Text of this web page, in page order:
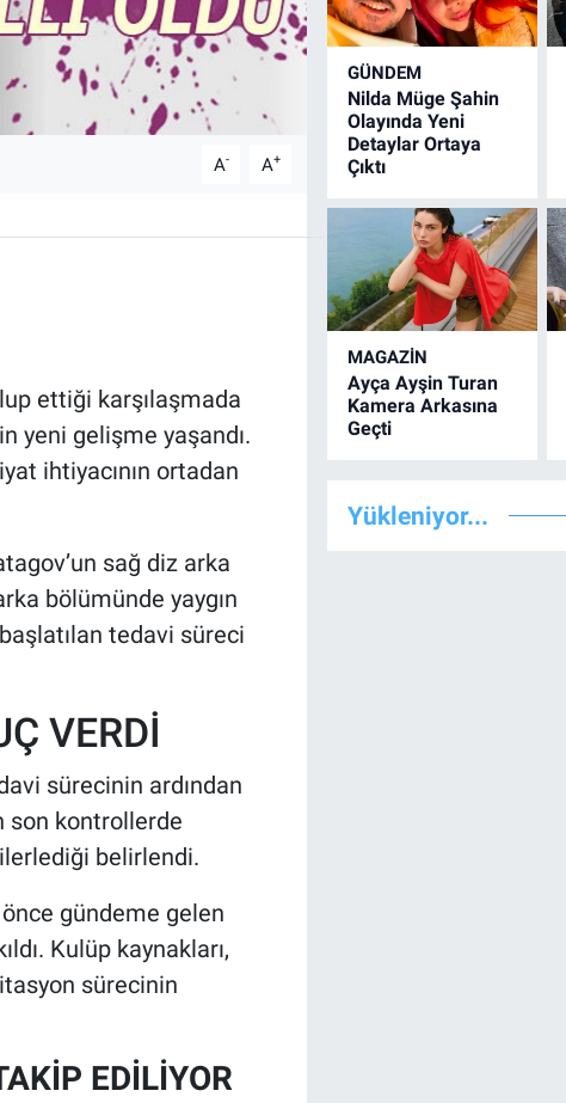
A- A+
ettiği karşılaşmada
yeni gelişme yaşandı.
ihtiyacının ortadan
sağ diz arka
bölümünde yaygın
tedavi süreci
VERDİ
sürecinin ardından
son kontrollerde
belirlendi.
gündeme gelen
Kulüp kaynakları,
sürecinin
EDİLİYOR
GÜNDEM
Nilda Müge Şahin
Olayında Yeni
Detaylar Ortaya
Çıktı
MAGAZİN
Ayça Ayşin Turan
Kamera Arkasına
Geçti
Yükleniyor...